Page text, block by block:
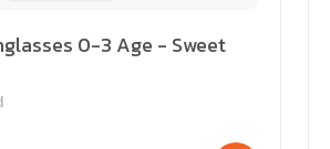
0-3 Age - Sweet